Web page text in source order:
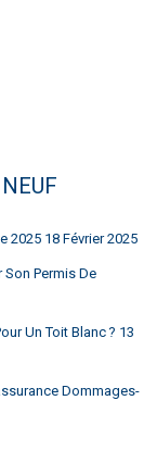
2025 18 Février 2025
Son Permis De
Un Toit Blanc ? 13
Dommages-